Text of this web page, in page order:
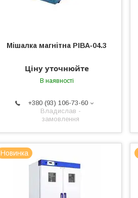
Мішалка магнітна РІВА‐04.3
Ціну уточнюйте
В наявності
+380 (93) 106-73-60
Владислав -
замовлення
Новинка